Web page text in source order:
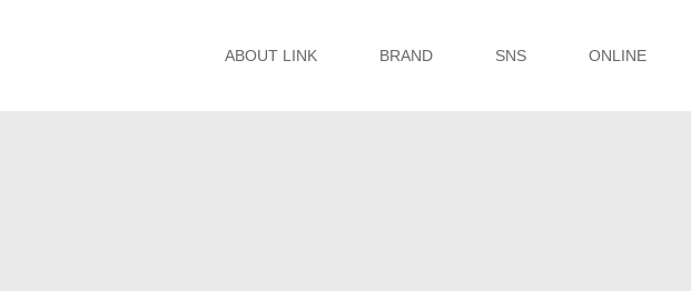
ABOUT LINK BRAND SNS ONLINE